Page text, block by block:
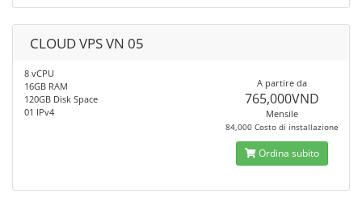
CLOUD VPS VN 05
8 vCPU
16GB RAM
120GB Disk Space
01 IPv4
A partire da
765,000VND
Mensile
84,000 Costo di installazione
Ordina subito